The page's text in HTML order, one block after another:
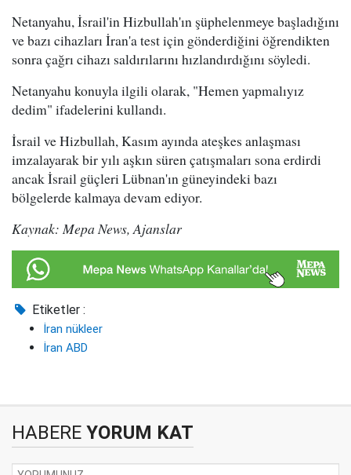
Netanyahu, İsrail'in Hizbullah'ın şüphelenmeye başladığını
ve bazı cihazları İran'a test için gönderdiğini öğrendikten
sonra çağrı cihazı saldırılarını hızlandırdığını söyledi.
Netanyahu konuyla ilgili olarak, "Hemen yapmalıyız
dedim" ifadelerini kullandı.
İsrail ve Hizbullah, Kasım ayında ateşkes anlaşması
imzalayarak bir yılı aşkın süren çatışmaları sona erdirdi
ancak İsrail güçleri Lübnan'ın güneyindeki bazı
bölgelerde kalmaya devam ediyor.
Kaynak: Mepa News, Ajanslar
Etiketler :
İran nükleer
İran ABD
HABERE YORUM KAT